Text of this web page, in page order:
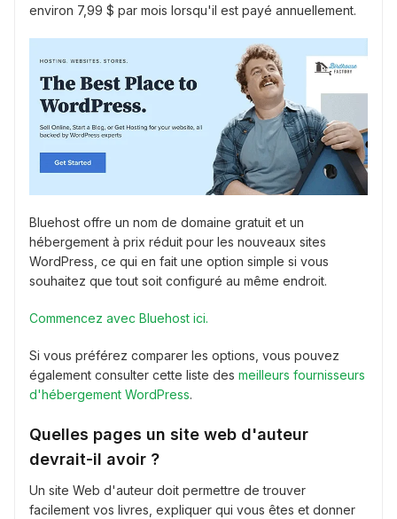
environ 7,99 $ par mois lorsqu'il est payé annuellement.
Bluehost offre un nom de domaine gratuit et un
hébergement à prix réduit pour les nouveaux sites
WordPress, ce qui en fait une option simple si vous
souhaitez que tout soit configuré au même endroit.
Commencez avec Bluehost ici.
Si vous préférez comparer les options, vous pouvez
également consulter cette liste des meilleurs fournisseurs
d'hébergement WordPress.
Quelles pages un site web d'auteur
devrait-il avoir ?
Un site Web d'auteur doit permettre de trouver
facilement vos livres, expliquer qui vous êtes et donner